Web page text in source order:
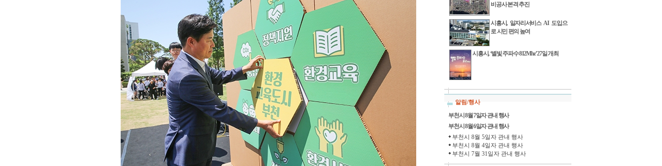
비공사 본격 추진
시흥시, 일자리서비스 AI 도입으
로 시민 편의 높여
시흥시, ‘별빛 주파수 812Mhz’ 27일 개최
알림/행사
부천시 8월 7일자 관내 행사
부천시 8월 6일자 관내 행사
부천시 8월 5일자 관내 행사
부천시 8월 4일자 관내 행사
부천시 7월 31일자 관내 행사